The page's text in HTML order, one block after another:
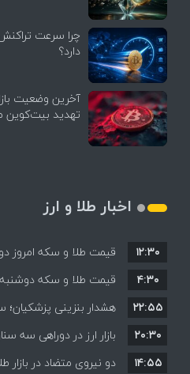
چرا سرعت
دارد؟
آخرین وضعیت
تهدید
اخبار طلا و ارز
کاهش همه قیمت ها +
۱۲:۳۰
قیمت طلا و سکه دوشنبه 19 مرداد/ قیمت‌ها نزولی
۴:۳۰
هشدار بنزینی پزشکیان؛
طلا؟
۲۲:۵۵
بازار ارز در دوراهی سه
می‌رود؟
۲۰:۳۰
دو نیروی متضاد در بازار
۱۴:۵۵